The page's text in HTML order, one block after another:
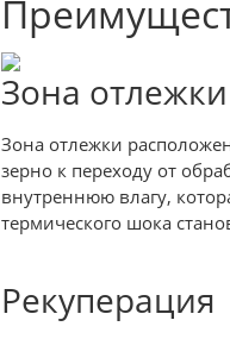
Зона отлежки
Зона отлежки
зерно к переходу от
внутреннюю влагу,
термического шока
Рекуперация